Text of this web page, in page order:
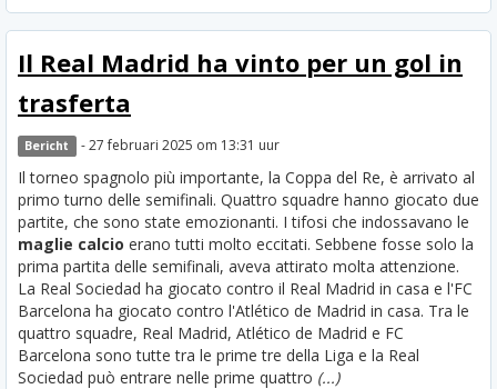
Il Real Madrid ha vinto per un gol in
trasferta
Bericht - 27 februari 2025 om 13:31 uur
Il torneo spagnolo più importante, la Coppa del Re, è arrivato al
primo turno delle semifinali. Quattro squadre hanno giocato due
partite, che sono state emozionanti. I tifosi che indossavano le
maglie calcio erano tutti molto eccitati. Sebbene fosse solo la
prima partita delle semifinali, aveva attirato molta attenzione.
La Real Sociedad ha giocato contro il Real Madrid in casa e l'FC
Barcelona ha giocato contro l'Atlético de Madrid in casa. Tra le
quattro squadre, Real Madrid, Atlético de Madrid e FC
Barcelona sono tutte tra le prime tre della Liga e la Real
Sociedad può entrare nelle prime quattro (...)